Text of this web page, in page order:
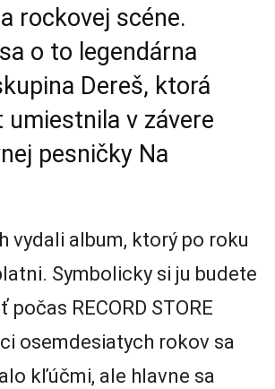
rockovej scéne.
o to legendárna
Dereš, ktorá
v závere
pesničky Na
vydali album, ktorý po roku
Symbolicky si ju budete
RECORD STORE
osemdesiatych rokov sa
kľúčmi, ale hlavne sa